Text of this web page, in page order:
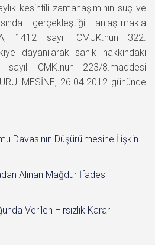
kesintili zamanaşımının suç ve
gerçekleştiği anlaşılmakla
1412 sayılı CMUK.nun 322.
dayanılarak sanık hakkındaki
CMK.nun 223/8.maddesi
26.04.2012 gününde
Davasının Düşürülmesine İlişkin
Alınan Mağdur İfadesi
Verilen Hırsızlık Kararı